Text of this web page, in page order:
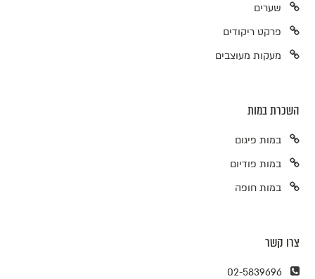
שערים
פרקט ריקודים
מעקות מעוצבים
השכרת במות
במות פיגום
במות פודיום
במות חופה
צרו קשר
02-5839696